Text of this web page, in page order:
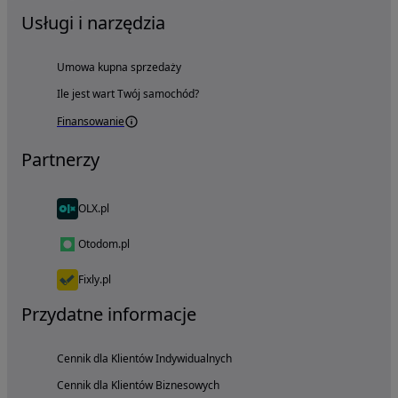
Usługi i narzędzia
Umowa kupna sprzedaży
Ile jest wart Twój samochód?
Finansowanie
Partnerzy
OLX.pl
Otodom.pl
Fixly.pl
Przydatne informacje
Cennik dla Klientów Indywidualnych
Cennik dla Klientów Biznesowych